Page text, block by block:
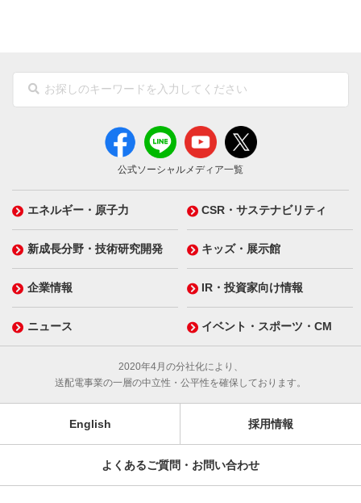
公式ソーシャルメディア一覧
エネルギー・原子力 CSR・サステナビリティ
新成長分野・技術研究開発 キッズ・展示館
企業情報 IR・投資家向け情報
ニュース イベント・スポーツ・CM
2020年4月の分社化により、
送配電事業の一層の中立性・公平性を確保しております。
English 採用情報
よくあるご質問・お問い合わせ